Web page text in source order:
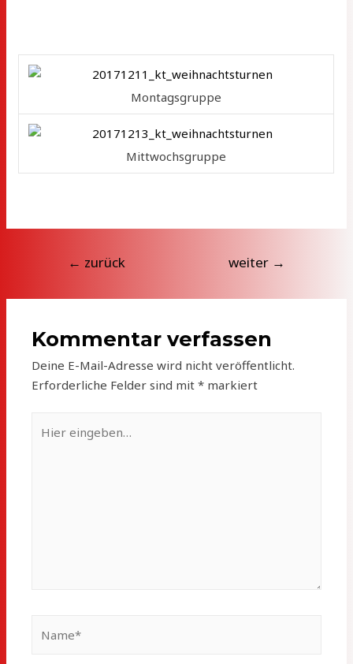
Montagsgruppe
Mittwochsgruppe
Beitragsnavigation
← zurück weiter →
Kommentar verfassen
Deine E-Mail-Adresse wird nicht veröffentlicht.
Erforderliche Felder sind mit* markiert
eingeben…